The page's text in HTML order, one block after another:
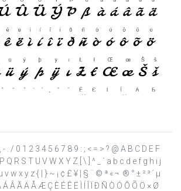
. / 0 1 2 3 4 5 6 7 8 9 : ; < = > ? @ A B C D E F
Q R S T U V W X Y Z [ \ ] ^ _ ` a b c d e f g h i j
w x y z { | } ~ ¡ ¢ £ ¥ ¦ § ¨ © ª « ¬ ­ ® ° ± ² ³ ´ µ
Á Â Ã Ä Å Æ Ç È É Ê Ë Ì Í Î Ï Ð Ñ Ò Ó Ô Õ Ö × Ø